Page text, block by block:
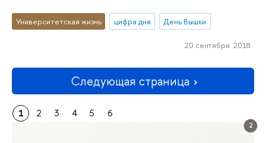
2
Университетская жизнь цифра дня День Вышки
20 сентября 2018
Следующая страница
1 2 3 4 5 6